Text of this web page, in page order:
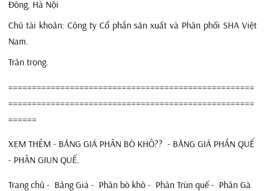
Đông, Hà Nội
Chủ tài khoản: Công ty Cổ phần sản xuất và Phân phối SHA Việt
Nam.
Trân trọng.
====================================================
====================================================
======
XEM THÊM - BẢNG GIÁ PHÂN BÒ KHÔ?? - BẢNG GIÁ PHẦN QUẾ
- PHÂN GIUN QUẾ.
Trang chủ - Bảng Giá - Phân bò khô - Phân Trùn quế- Phân Gà